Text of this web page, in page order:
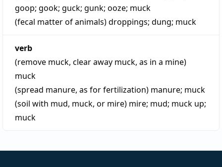
goop; gook; guck; gunk; ooze; muck
(fecal matter of animals)droppings; dung; muck
verb
(remove muck, clear away muck, as in a mine)
muck
(spread manure, as for fertilization) manure; muck
(soil with mud, muck, or mire) mire; mud; muck up;
muck